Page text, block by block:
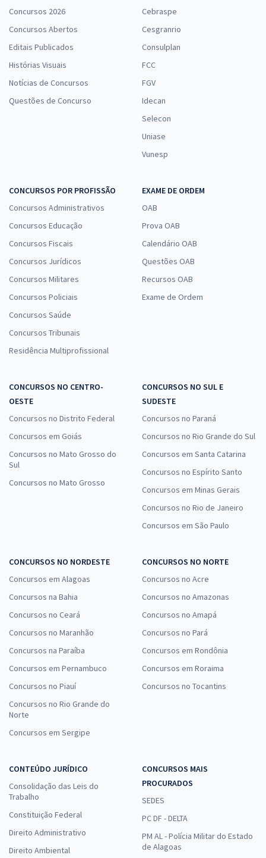
Concursos 2026
Concursos Abertos
Editais Publicados
Histórias Visuais
Notícias de Concursos
Questões de Concurso
Cebraspe
Cesgranrio
Consulplan
FCC
FGV
Idecan
Selecon
Uniase
Vunesp
CONCURSOS POR PROFISSÃO
Concursos Administrativos
Concursos Educação
Concursos Fiscais
Concursos Jurídicos
Concursos Militares
Concursos Policiais
Concursos Saúde
Concursos Tribunais
Residência Multiprofissional
EXAME DE ORDEM
OAB
Prova OAB
Calendário OAB
Questões OAB
Recursos OAB
Exame de Ordem
CONCURSOS NO CENTRO-
OESTE
Concursos no Distrito Federal
Concursos em Goiás
Concursos no Mato Grosso do
Sul
Concursos no Mato Grosso
CONCURSOS NO SUL E
SUDESTE
Concursos no Paraná
Concursos no Rio Grande do Sul
Concursos em Santa Catarina
Concursos no Espírito Santo
Concursos em Minas Gerais
Concursos no Rio de Janeiro
Concursos em São Paulo
CONCURSOS NO NORDESTE
Concursos em Alagoas
Concursos na Bahia
Concursos no Ceará
Concursos no Maranhão
Concursos na Paraíba
Concursos em Pernambuco
Concursos no Piauí
Concursos no Rio Grande do
Norte
Concursos em Sergipe
CONCURSOS NO NORTE
Concursos no Acre
Concursos no Amazonas
Concursos no Amapá
Concursos no Pará
Concursos em Rondônia
Concursos em Roraima
Concursos no Tocantins
CONTEÚDO JURÍDICO
Consolidação das Leis do
Trabalho
Constituição Federal
Direito Administrativo
Direito Ambiental
CONCURSOS MAIS
PROCURADOS
SEDES
PC DF - DELTA
PM AL - Polícia Militar do Estado
de Alagoas